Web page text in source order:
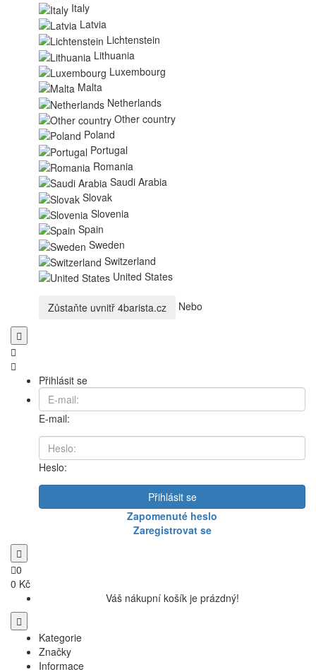
Italy
Latvia
Lichtenstein
Lithuania
Luxembourg
Malta
Netherlands
Other country
Poland
Portugal
Romania
Saudi Arabia
Slovak
Slovenia
Spain
Sweden
Switzerland
United States
Zůstaňte uvnitř 4barista.cz Nebo
Přihlásit se
E-mail:
Heslo:
Přihlásit se
Zapomenuté heslo
Zaregistrovat se
0
0 Kč
Váš nákupní košík je prázdný!
Kategorie
Značky
Informace